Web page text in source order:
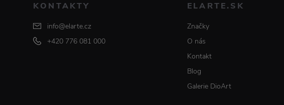
KONTAKTY
info@elarte.cz
+420 776 081 000
ELARTE.SK
Značky
O nás
Kontakt
Blog
Galerie DioArt